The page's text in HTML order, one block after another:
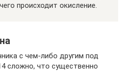
происходит окисление.
с чем-либо другим под
сложно, что существенно